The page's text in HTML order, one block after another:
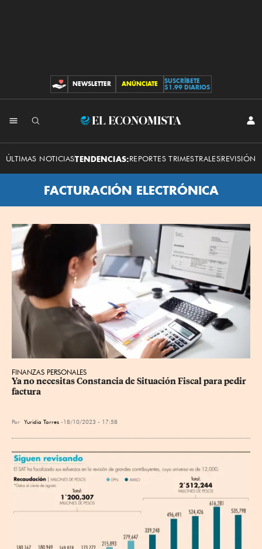
CONTRIBUCIONES
NEWSLETTER ANÚNCIATE
SUSCRÍBETE
$1.99 DIARIOS
El
Economista
ÚLTIMAS NOTICIASTENDENCIAS:REPORTES TRIMESTRALESREVISIÓN
FACTURACIÓN ELECTRÓNICA
FINANZAS PERSONALES
Ya no necesitas Constancia de Situación Fiscal para pedir
factura
Por Yuridia Torres 18/10/2023 - 17:58